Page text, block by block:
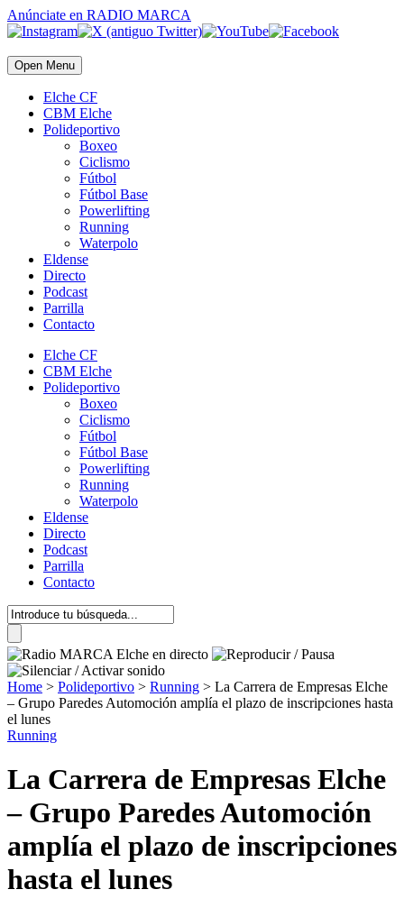
Anúnciate en RADIO MARCA
Open Menu
Elche CF
CBM Elche
Polideportivo
Boxeo
Ciclismo
Fútbol
Fútbol Base
Powerlifting
Running
Waterpolo
Eldense
Directo
Podcast
Parrilla
Contacto
Elche CF
CBM Elche
Polideportivo
Boxeo
Ciclismo
Fútbol
Fútbol Base
Powerlifting
Running
Waterpolo
Eldense
Directo
Podcast
Parrilla
Contacto
Home > Polideportivo > Running > La Carrera de Empresas Elche
– Grupo Paredes Automoción amplía el plazo de inscripciones hasta
el lunes
Running
La Carrera de Empresas Elche
– Grupo Paredes Automoción
amplía el plazo de inscripciones
hasta el lunes